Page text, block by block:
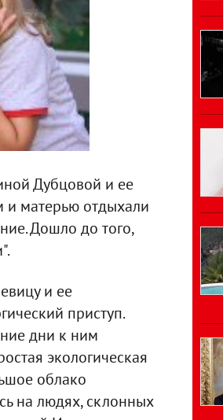
Дубцовой и ее
и матерью отдыхали
Дошло до того,
и ее
приступ.
дни к ним
экологическая
облако
на людях, склонных